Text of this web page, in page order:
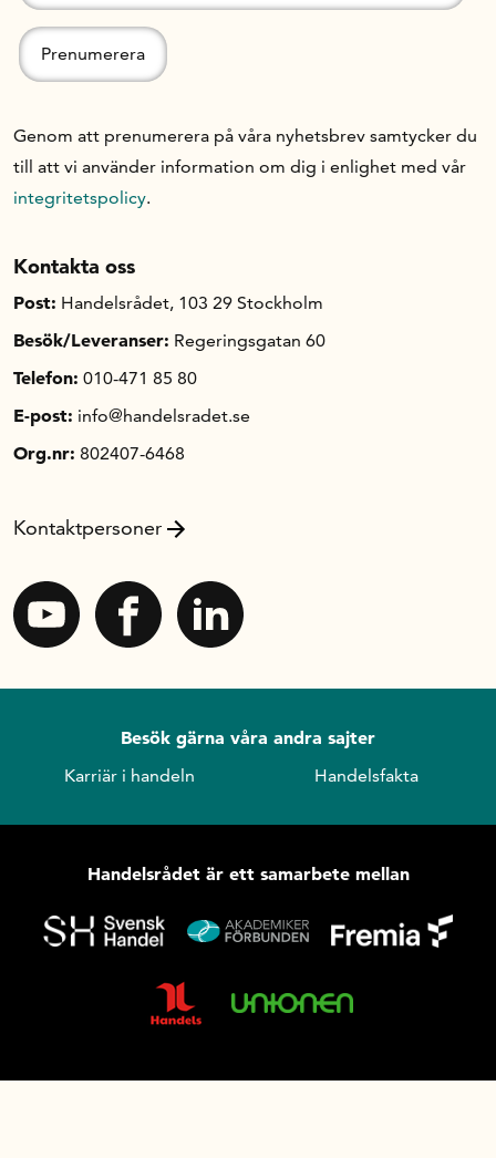
Genom att prenumerera på våra nyhetsbrev samtycker du
till att vi använder information om dig i enlighet med vår
integritetspolicy.
Kontakta oss
Post: Handelsrådet, 103 29 Stockholm
Besök/Leveranser: Regeringsgatan 60
Telefon: 010-471 85 80
E-post: info@handelsradet.se
Org.nr: 802407-6468
Kontaktpersoner
Besök gärna våra andra sajter
Karriär i handeln Handelsfakta
Handelsrådet är ett samarbete mellan